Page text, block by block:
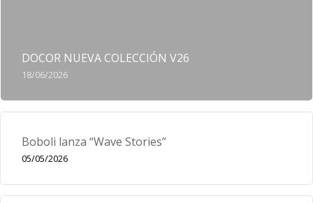
DOCOR NUEVA COLECCIÓN V26
18/06/2026
Boboli lanza “Wave Stories”
05/05/2026